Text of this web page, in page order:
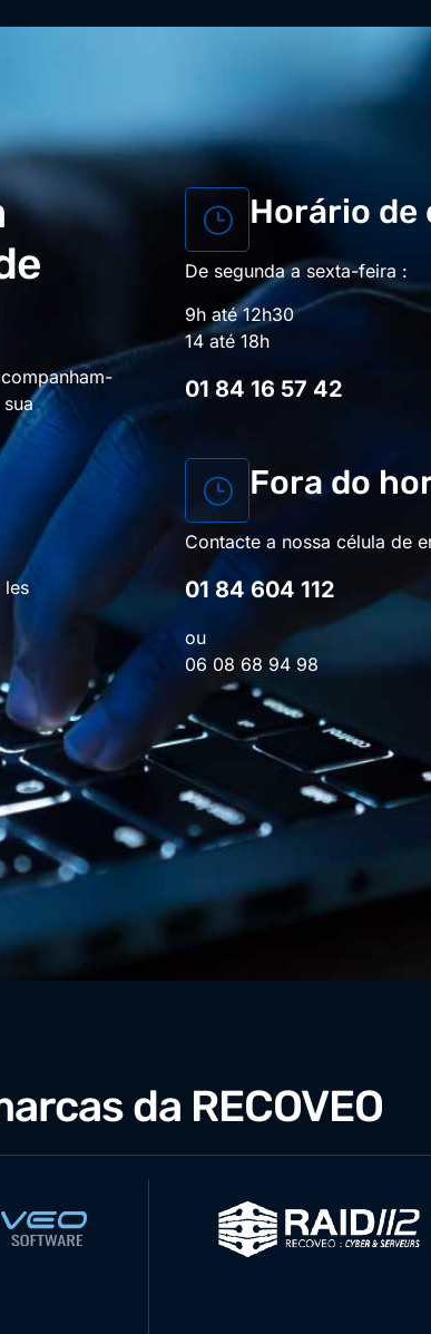
les
Horário de
De segunda a sexta-feira :
9h até 12h30
14 até 18h
01 84 16 57 42
Fora do
Contacte a nossa célula de
01 84 604 112
ou
06 08 68 94 98
da RECOVEO